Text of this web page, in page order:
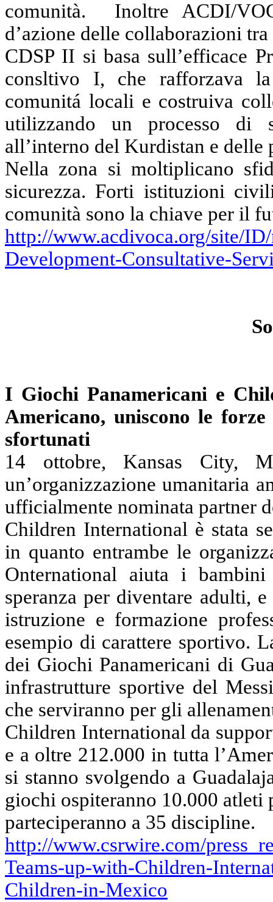
comunità.
Inoltre ACDI/
d’azione delle collaborazioni
CDSP II si basa sull’efficace
consltivo I, che rafforzava
comunitá locali e costruiva
utilizzando un processo di
all’interno del Kurdistan e
Nella zona si moltiplicano
sicurezza. Forti istituzioni
comunità sono la chiave per il
http://www.acdivoca.org/site/
Development-Consultative-
I Giochi Panamericani e
Americano, uniscono le
sfortunati
14 ottobre, Kansas City,
un’organizzazione umanitaria
ufficialmente nominata partner
Children International è stata
in quanto entrambe le
Onternational aiuta i
speranza per diventare adulti,
istruzione e formazione
esempio di carattere sportivo.
dei Giochi Panamericani di
infrastrutture sportive del
che serviranno per gli
Children International da
e a oltre 212.000 in tutta
si stanno svolgendo a
giochi ospiteranno 10.000
parteciperanno a 35 discipline.
http://www.csrwire.com/
Teams-up-with-Children-
Children-in-Mexico